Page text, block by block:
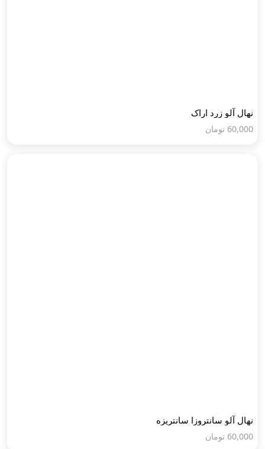
نهال آلو زرد اراک
60,000 تومان
نهال آلو سانتروزا سانتریزه
60,000 تومان